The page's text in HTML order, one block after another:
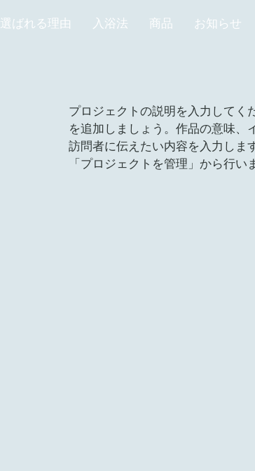
選ばれる理由 入浴法 商品 お知らせ
プロジェクトの説明を入力してく
を追加しましょう。作品の意味、
訪問者に伝えたい内容を入力しま
「プロジェクトを管理」から行い